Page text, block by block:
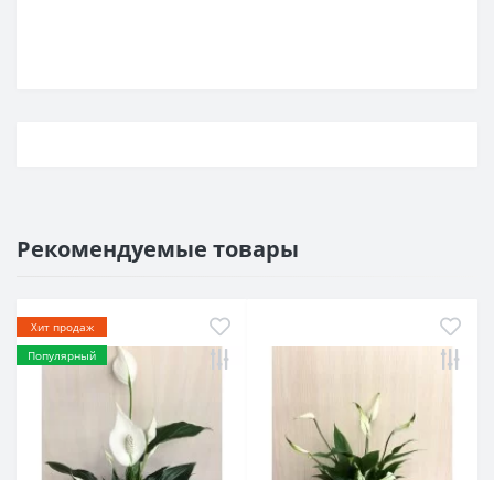
Рекомендуемые товары
Хит продаж
Популярный